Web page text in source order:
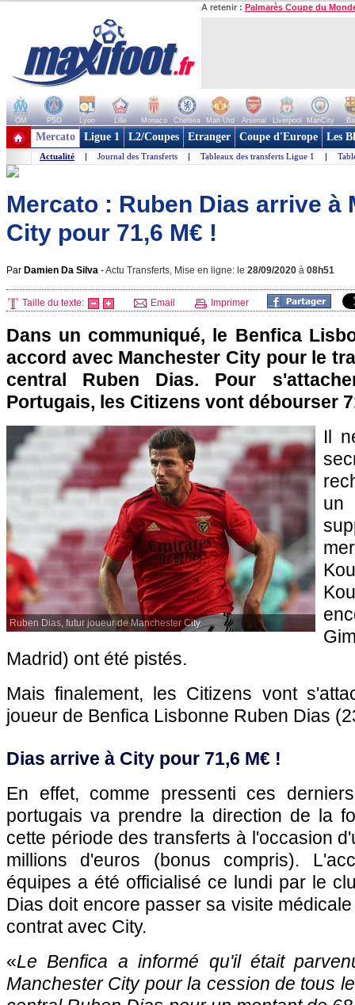
A retenir : Palmarès Coupe du
OM PSG Lyon Lille Monaco Chelsea Man Utd Arsenal Liverpool ManCity
+ de clubs
Mercato Ligue 1 L2/Coupes Etranger Coupe d'Europe Les
Actualité | Journal des Transferts | Tableaux des transferts Ligue 1 |
Mercato : Ruben Dias arrive à
City pour 71,6 M€ !
Par Damien Da Silva -Actu Transferts, Mise en ligne: le 28/09/2020 à 08h51
Taille du texte: Email Imprimer
Dans un communiqué, le Benfica
accord avec Manchester City pour le
central Ruben Dias. Pour
Portugais, les Citizens vont débourser
Ruben Dias, futur joueur de Manchester City.
Il
un
Madrid) ont été pistés.
Mais finalement, les Citizens vont
joueur de Benfica Lisbonne Ruben Dias
Dias arrive à City pour 71,6 M€ !
En effet, comme pressenti ces
portugais va prendre la direction de la
cette période des transferts à l'occasion
millions d'euros (bonus compris).
équipes a été officialisé ce lundi par le
Dias doit encore passer sa visite
contrat avec City.
«Le Benfica a informé qu'il était
Manchester City pour la cession de tous